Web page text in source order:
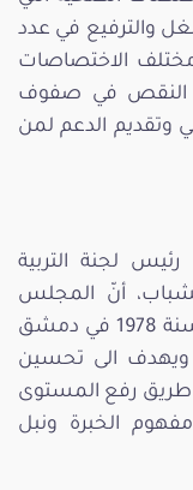
والترفيع في عدد
الاختصاصات
النقص في صفوف
وتقديم الدعم لمن
لجنة التربية
أنّ المجلس
العربي للاختصاصات الصحية تأسّس سنة 1978 في دمشق
ويهدف الى تحسين
طريق رفع المستوى
الخبرة ونبل